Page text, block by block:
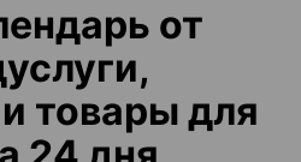
от
товары для